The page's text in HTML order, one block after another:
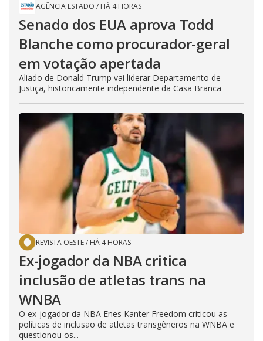
AGÊNCIA ESTADO / HÁ 4 HORAS
Senado dos EUA aprova Todd
Blanche como procurador-geral
em votação apertada
Aliado de Donald Trump vai liderar Departamento de
Justiça, historicamente independente da Casa Branca
REVISTA OESTE/ HÁ 4 HORAS
Ex-jogador da NBA critica
inclusão de atletas trans na
WNBA
O ex-jogador da NBA Enes Kanter Freedom criticou as
políticas de inclusão de atletas transgêneros na WNBA e
questionou os...